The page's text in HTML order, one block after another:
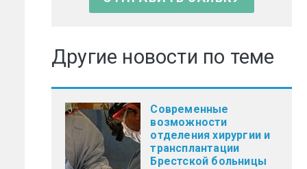
Другие новости по теме
Современные
возможности
отделения хирургии и
трансплантации
Брестской больницы